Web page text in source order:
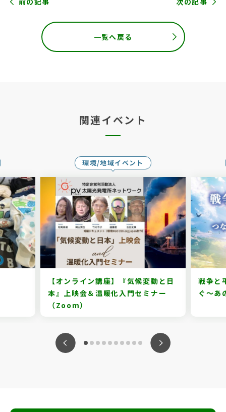
一覧へ戻る
関連イベント
環境/地域イベント
【オンライン講座】『気候変動と日
本』上映会＆温暖化入門セミナー
（Zoom）
戦争と
ぐ～あ